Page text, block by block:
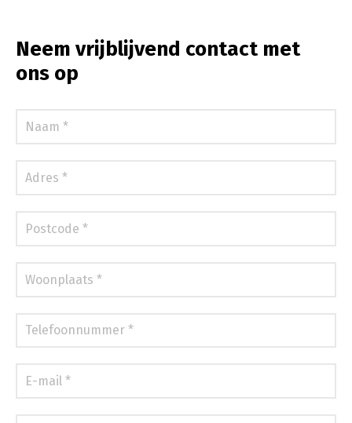
Neem vrijblijvend contact met
ons op